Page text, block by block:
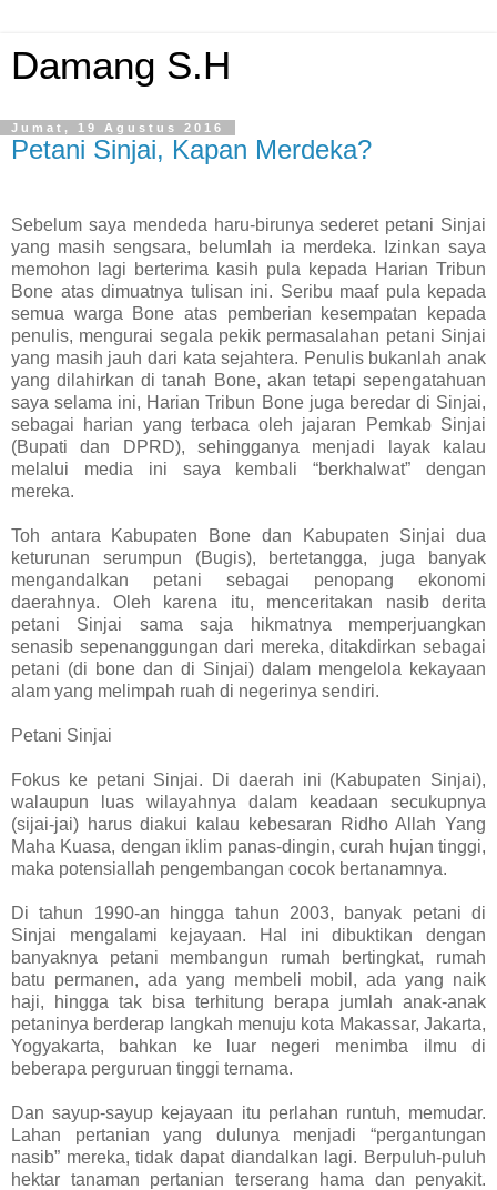
Damang S.H
Jumat, 19 Agustus 2016
Petani Sinjai, Kapan Merdeka?
Sebelum saya mendeda haru-birunya sederet petani Sinjai
yang masih sengsara, belumlah ia merdeka. Izinkan saya
memohon lagi berterima kasih pula kepada Harian Tribun
Bone atas dimuatnya tulisan ini. Seribu maaf pula kepada
semua warga Bone atas pemberian kesempatan kepada
penulis, mengurai segala pekik permasalahan petani Sinjai
yang masih jauh dari kata sejahtera. Penulis bukanlah anak
yang dilahirkan di tanah Bone, akan tetapi sepengatahuan
saya selama ini, Harian Tribun Bone juga beredar di Sinjai,
sebagai harian yang terbaca oleh jajaran Pemkab Sinjai
(Bupati dan DPRD), sehingganya menjadi layak kalau
melalui media ini saya kembali “berkhalwat” dengan
mereka.
Toh antara Kabupaten Bone dan Kabupaten Sinjai dua
keturunan serumpun (Bugis), bertetangga, juga banyak
mengandalkan petani sebagai penopang ekonomi
daerahnya. Oleh karena itu, menceritakan nasib derita
petani Sinjai sama saja hikmatnya memperjuangkan
senasib sepenanggungan dari mereka, ditakdirkan sebagai
petani (di bone dan di Sinjai) dalam mengelola kekayaan
alam yang melimpah ruah di negerinya sendiri.
Petani Sinjai
Fokus ke petani Sinjai. Di daerah ini (Kabupaten Sinjai),
walaupun luas wilayahnya dalam keadaan secukupnya
(sijai-jai) harus diakui kalau kebesaran Ridho Allah Yang
Maha Kuasa, dengan iklim panas-dingin, curah hujan tinggi,
maka potensiallah pengembangan cocok bertanamnya.
Di tahun 1990-an hingga tahun 2003, banyak petani di
Sinjai mengalami kejayaan. Hal ini dibuktikan dengan
banyaknya petani membangun rumah bertingkat, rumah
batu permanen, ada yang membeli mobil, ada yang naik
haji, hingga tak bisa terhitung berapa jumlah anak-anak
petaninya berderap langkah menuju kota Makassar, Jakarta,
Yogyakarta, bahkan ke luar negeri menimba ilmu di
beberapa perguruan tinggi ternama.
Dan sayup-sayup kejayaan itu perlahan runtuh, memudar.
Lahan pertanian yang dulunya menjadi “pergantungan
nasib” mereka, tidak dapat diandalkan lagi. Berpuluh-puluh
hektar tanaman pertanian terserang hama dan penyakit.